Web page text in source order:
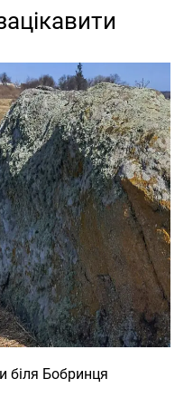
біля Бобринця